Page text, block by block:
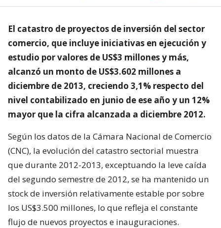
El catastro de proyectos de inversión del sector
comercio, que incluye iniciativas en ejecución y
estudio por valores de US$3 millones y más,
alcanzó un monto de US$3.602 millones a
diciembre de 2013, creciendo 3,1% respecto del
nivel contabilizado en junio de ese año y un 12%
mayor que la cifra alcanzada a diciembre 2012.
Según los datos de la Cámara Nacional de Comercio
(CNC), la evolución del catastro sectorial muestra
que durante 2012-2013, exceptuando la leve caída
del segundo semestre de 2012, se ha mantenido un
stock de inversión relativamente estable por sobre
los US$3.500 millones, lo que refleja el constante
flujo de nuevos proyectos e inauguraciones.